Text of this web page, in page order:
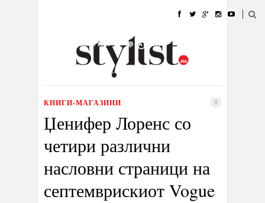
УБАВИНА
КУЛТУРА @РАБОТА
ИЗЛОГ
КНИГИ-МАГАЗИНИ 0
Џенифер Лоренс со
четири различни
насловни страници на
септемврискиот Vogue